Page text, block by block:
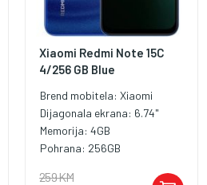
Xiaomi Redmi Note 15C
4/256 GB Blue
Brend mobitela:Xiaomi
Dijagonala ekrana: 6.74"
Memorija:4GB
Pohrana: 256GB
259 KM